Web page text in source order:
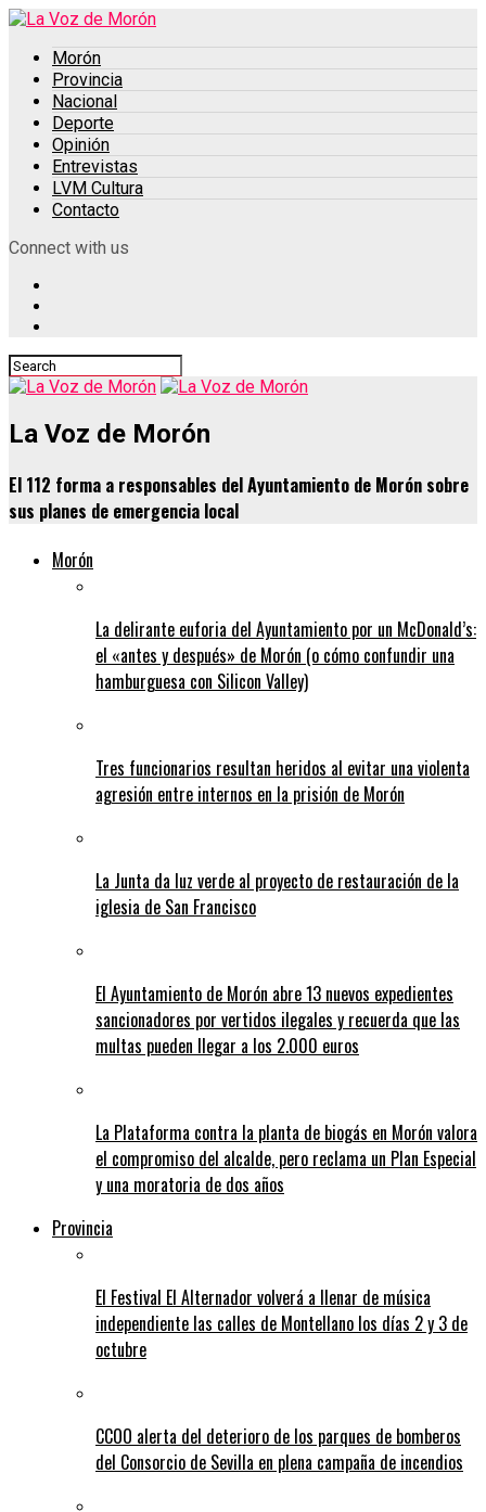
Morón
Provincia
Nacional
Deporte
Opinión
Entrevistas
LVM Cultura
Contacto
Connect with us
La Voz de Morón
El 112 forma a responsables del Ayuntamiento de Morón sobre
sus planes de emergencia local
Morón
La delirante euforia del Ayuntamiento por un McDonald’s:
el «antes y después» de Morón (o cómo confundir una
hamburguesa con Silicon Valley)
Tres funcionarios resultan heridos al evitar una violenta
agresión entre internos en la prisión de Morón
La Junta da luz verde al proyecto de restauración de la
iglesia de San Francisco
El Ayuntamiento de Morón abre 13 nuevos expedientes
sancionadores por vertidos ilegales y recuerda que las
multas pueden llegar a los 2.000 euros
La Plataforma contra la planta de biogás en Morón valora
el compromiso del alcalde, pero reclama un Plan Especial
y una moratoria de dos años
Provincia
El Festival El Alternador volverá a llenar de música
independiente las calles de Montellano los días 2 y 3 de
octubre
CCOO alerta del deterioro de los parques de bomberos
del Consorcio de Sevilla en plena campaña de incendios